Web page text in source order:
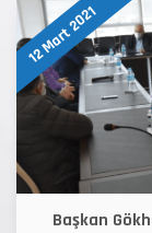
12 Mart 2021
Başkan